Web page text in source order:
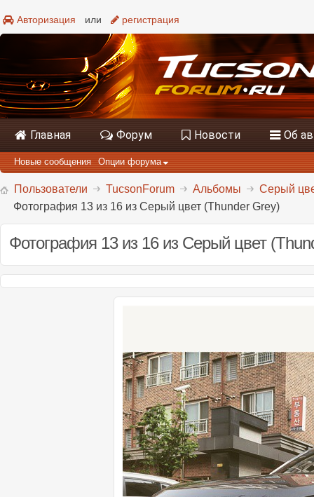
Авторизация или регистрация
Главная Форум Новости Об
Новые сообщения Опции форума
Пользователи TucsonForum Альбомы
Серый
Фотография 13 из 16 из Серый цвет (Thunder Grey)
Фотография 13 из 16 из Серый цвет